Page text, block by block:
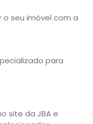
seu imóvel com a
para
site da JBA e